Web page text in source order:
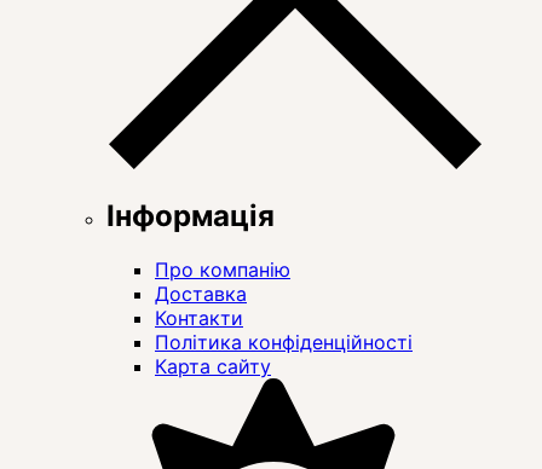
Інформація
Про компанію
Доставка
Контакти
Політика конфіденційності
Карта сайту